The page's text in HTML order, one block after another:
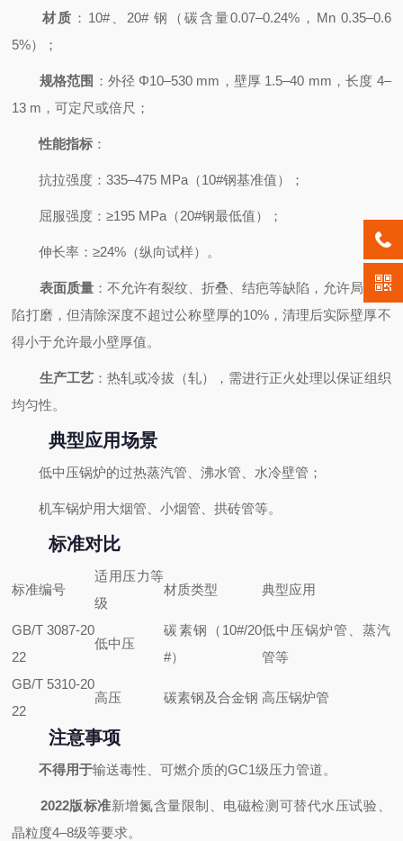
材质 ：10#、20# 钢（碳含量0.07–0.24%，Mn 0.35–0.6
5%）；
规格范围 ：外径 Φ10–530 mm，壁厚 1.5–40 mm，长度 4–
13 m，可定尺或倍尺；
性能指标 ：
抗拉强度：335–475 MPa（10#钢基准值）；
屈服强度：≥195 MPa（20#钢最低值）；
伸长率：≥24%（纵向试样）。
表面质量：不允许有裂纹、折叠、结疤等缺陷，允许局部缺
陷打磨，但清除深度不超过公称壁厚的10%，清理后实际壁厚不
得小于允许最小壁厚值。
生产工艺：热轧或冷拔（轧），需进行正火处理以保证组织
均匀性。
典型应用场景
低中压锅炉的过热蒸汽管、沸水管、水冷壁管；
机车锅炉用大烟管、小烟管、拱砖管等。
标准对比
标准编号
适用压力等
级
材质类型 典型应用
GB/T 3087-20
22
低中压
碳素钢（10#/20
#）
低中压锅炉管、蒸汽
管等
GB/T 5310-20
22
高压 碳素钢及合金钢 高压锅炉管
注意事项
不得用于输送毒性、可燃介质的GC1级压力管道。
2022版标准新增氮含量限制、电磁检测可替代水压试验、
晶粒度4–8级等要求。